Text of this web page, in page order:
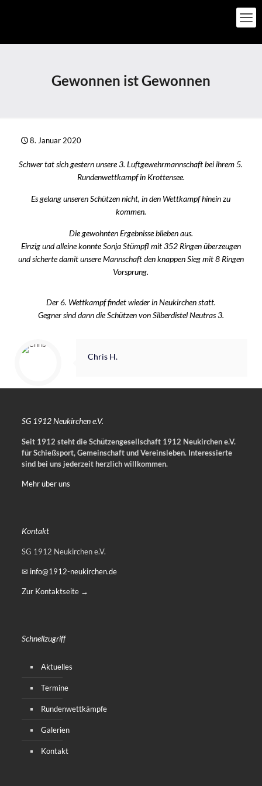
Gewonnen ist Gewonnen
8. Januar 2020
Schwer tat sich gestern unsere 3. Luftgewehrmannschaft bei ihrem 5.
Rundenwettkampf in Krottensee.
Es gelang unseren Schützen nicht, in den Wettkampf hinein zu
kommen.
Die gewohnten Ergebnisse blieben aus.
Einzig und alleine konnte Sonja Stümpfl mit 352 Ringen überzeugen
und sicherte damit unsere Mannschaft den knappen Sieg mit 8 Ringen
Vorsprung.
Der 6. Wettkampf findet wieder in Neukirchen statt.
Gegner sind dann die Schützen von Silberdistel Neutras 3.
Chris H.
SG 1912 Neukirchen e.V.
Seit 1912 steht die Schützengesellschaft 1912 Neukirchen e.V.
für Schießsport, Gemeinschaft und Vereinsleben. Interessierte
sind bei uns jederzeit herzlich willkommen.
Mehr über uns
Kontakt
SG 1912 Neukirchen e.V.
✉ info@1912-neukirchen.de
Zur Kontaktseite →
Schnellzugriff
Aktuelles
Termine
Rundenwettkämpfe
Galerien
Kontakt